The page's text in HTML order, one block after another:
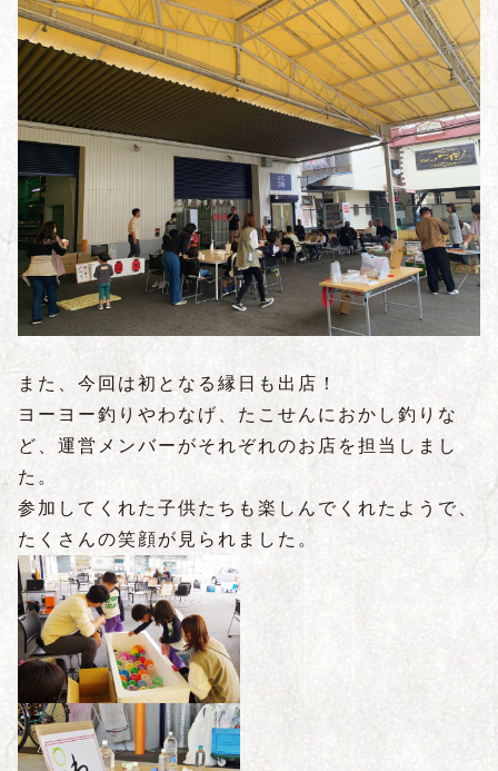
また、今回は初となる縁日も出店！
ヨーヨー釣りやわなげ、たこせんにおかし釣りな
ど、運営メンバーがそれぞれのお店を担当しまし
た。
参加してくれた子供たちも楽しんでくれたようで、
たくさんの笑顔が見られました。